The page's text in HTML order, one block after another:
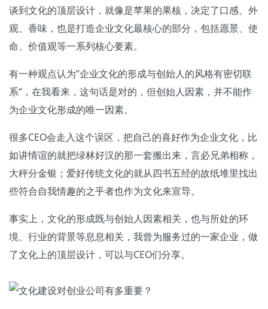
谈到文化的顶层设计，就像是苹果的果核，决定了口感、外
观、香味，也是打造企业文化最核心的部分，包括愿景、使
命、价值观等一系列核心要素。
有一种观点认为”企业文化的形成与创始人的风格有密切联
系“，在我看来，这句话是对的，但创始人因素，并不能作
为企业文化形成的唯一因素。
很多CEO会走入这个误区，把自己的喜好作为企业文化，比
如讲情谊的就把绿林好汉的那一套搬出来，言必兄弟相称，
大秤分金银；爱好传统文化的就从四书五经的故纸堆里找出
些符合自我情趣的之乎者也作为文化来宣导。
事实上，文化的形成既与创始人因素相关，也与所处的环
境、行业的背景等息息相关，我曾为服务过的一家企业，做
了文化上的顶层设计，可以与CEO们分享。